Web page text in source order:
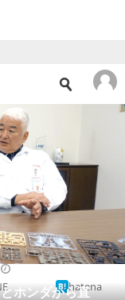
ホンダから直
hatena